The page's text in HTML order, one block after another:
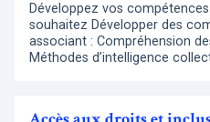
Développez vos
souhaitez Développer des
associant : Compréhension
Méthodes d’intelligence